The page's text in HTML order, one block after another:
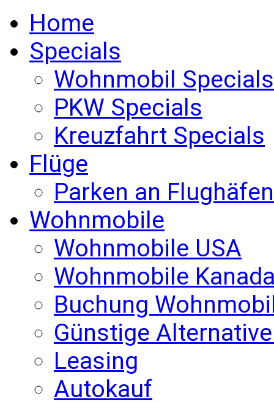
Home
Specials
Wohnmobil Specials
PKW Specials
Kreuzfahrt Specials
Flüge
Parken an Flughäfen
Wohnmobile
Wohnmobile USA
Wohnmobile
Buchung
Günstige
Leasing
Autokauf